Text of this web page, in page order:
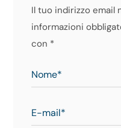
Il tuo indirizzo email
informazioni
con *